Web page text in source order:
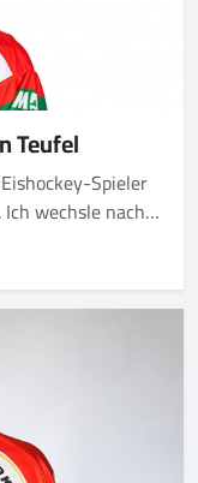
Teufel
Spieler
wechsle nach